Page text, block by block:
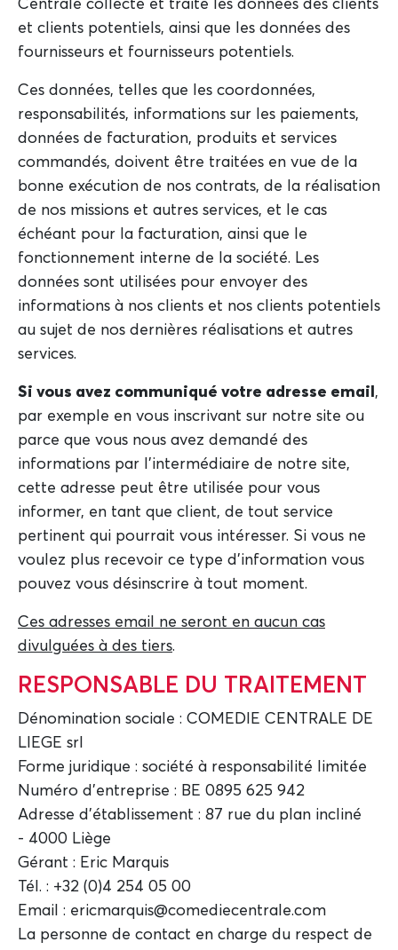
Centrale collecte et traite les données des clients
et clients potentiels, ainsi que les données des
fournisseurs et fournisseurs potentiels.
Ces données, telles que les coordonnées,
responsabilités, informations sur les paiements,
données de facturation, produits et services
commandés, doivent être traitées en vue de la
bonne exécution de nos contrats, de la réalisation
de nos missions et autres services, et le cas
échéant pour la facturation, ainsi que le
fonctionnement interne de la société. Les
données sont utilisées pour envoyer des
informations à nos clients et nos clients potentiels
au sujet de nos dernières réalisations et autres
services.
Si vous avez communiqué votre adresse email ,
par exemple en vous inscrivant sur notre site ou
parce que vous nous avez demandé des
informations par l'intermédiaire de notre site,
cette adresse peut être utilisée pour vous
informer, en tant que client, de tout service
pertinent qui pourrait vous intéresser. Si vous ne
voulez plus recevoir ce type d'information vous
pouvez vous désinscrire à tout moment.
Ces adresses email ne seront en aucun cas
divulguées à des tiers.
RESPONSABLE DU TRAITEMENT
Dénomination sociale : COMEDIE CENTRALE DE
LIEGE srl
Forme juridique : société à responsabilité limitée
Numéro d'entreprise : BE 0895 625 942
Adresse d'établissement : 87 rue du plan incliné
- 4000 Liège
Gérant : Eric Marquis
Tél. : +32 (0)4 254 05 00
Email : ericmarquis@comediecentrale.com
La personne de contact en charge du respect de